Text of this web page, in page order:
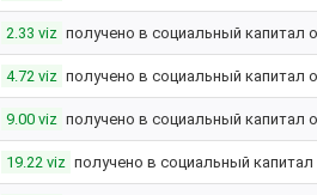
2.33 viz получено в социальный капитал
4.72 viz получено в социальный капитал
9.00 viz получено в социальный капитал
19.22 viz получено в социальный